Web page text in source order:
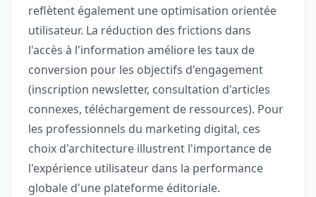
reflètent également une optimisation orientée
utilisateur. La réduction des frictions dans
l'accès à l'information améliore les taux de
conversion pour les objectifs d'engagement
(inscription newsletter, consultation d'articles
connexes, téléchargement de ressources). Pour
les professionnels du marketing digital, ces
choix d'architecture illustrent l'importance de
l'expérience utilisateur dans la performance
globale d'une plateforme éditoriale.